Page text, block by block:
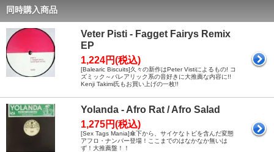
同時購入商品
Veter Pisti - Fagget Fairys Remix
EP
1,224円(税込)
[Balearic Biscuits]久々の新作はPeter Vistiによるもの! コ
ズミック～バレアリック系の音好きに大推薦な内容に!!
Kenji Takimi氏もお買い上げの一枚!!
Yolanda - Afro Rat / Afro Salad
1,275円(税込)
[Sex Tags Mania]傘下から、サイケなトビを含んだ変態
アフロ・ナンバー登場！ここまでのはなかなか無いは
ず！大推薦盤！！